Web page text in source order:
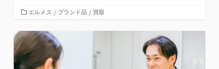
カ
ゴ
リ
ー
エルメス / ブランド品 / 買取